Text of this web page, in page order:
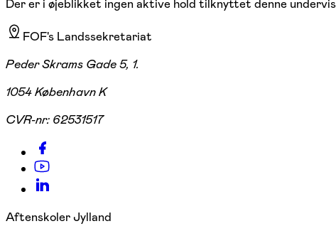
Der er i øjeblikket ingen aktive hold tilknyttet denne
FOF's Landssekretariat
Peder Skrams Gade 5, 1.
1054 København K
CVR-nr: 62531517
Aftenskoler Jylland